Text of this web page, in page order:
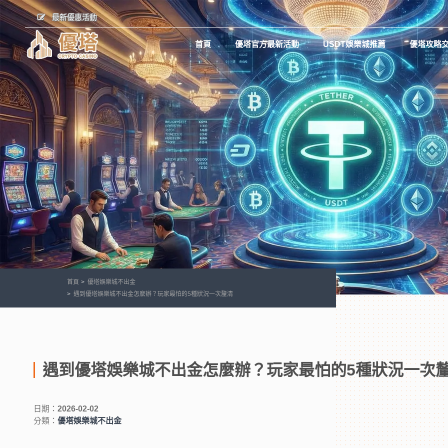
首頁 優塔官方最新活動 USDT娛樂城推薦 優塔攻略
最新優惠活動
首頁
優塔娛樂城不出金
遇到優塔娛樂城不出金怎麼辦？玩家最怕的5種狀況一次釐清
遇到優塔娛樂城不出金怎麼辦？玩家最怕的5種狀況一次
日期：2026-02-02
分類：優塔娛樂城不出金